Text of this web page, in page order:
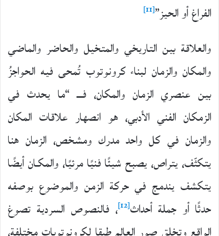
الفراغ أو الحيز”[11]
والعلاقة بين التاريخي والمتخيل والحاضر والماضي
والمكان والزمان لبناء كرونوتوب تُمحى فيه الحواجزُ
بين عنصري الزمان والمكان، فـــ “ما يحدث في
الزمكان الفني الأدبي، هو انصهار علاقات المكان
والزمان في كل واحد مدرك ومشخص، الزمان هنا
يتكثّف، يتراص، يصبح شيئًا فنيًا مرئيًا، والمكـان أيضًا
يتكشف يندمج في حركة الزمن والموضوع بوصفه
حدثًا أو جملة أحداث[12] ، فالنصوص السردية تصوغ